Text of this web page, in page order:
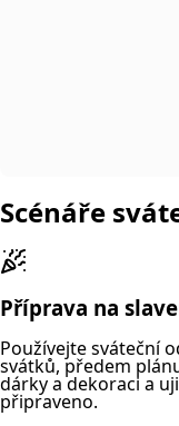
Scénáře
Příprava na
Používejte sváteční
svátků, předem
dárky a dekoraci a
připraveno.